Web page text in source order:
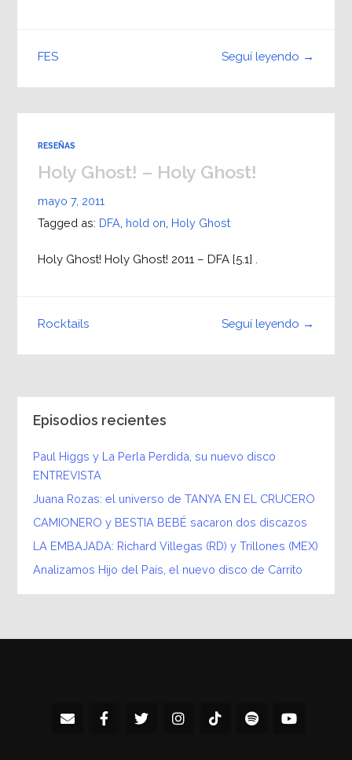
Seguí leyendo →
FES
RESEÑAS
Holy Ghost! – Holy Ghost!
mayo 7, 2011
Tagged as: DFA hold on Holy Ghost
Holy Ghost! Holy Ghost! 2011 – DFA [5.1] .
Seguí leyendo →
Rocktails
Episodios recientes
Paul Higgs y La Perla Perdida, su nuevo disco
ENTREVISTA
Juana Rozas: el universo de TANYA EN EL CRUCERO
CAMIONERO y BESTIA BEBÉ sacaron dos discazos
LA EMBAJADA: Richard Villegas (RD) y Trillones (MEX)
Analizamos Hijo del País, el nuevo disco de Carrito